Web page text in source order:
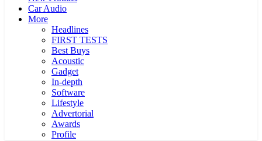
Car Audio
More
Headlines
FIRST TESTS
Best Buys
Acoustic
Gadget
In-depth
Software
Lifestyle
Advertorial
Awards
Profile